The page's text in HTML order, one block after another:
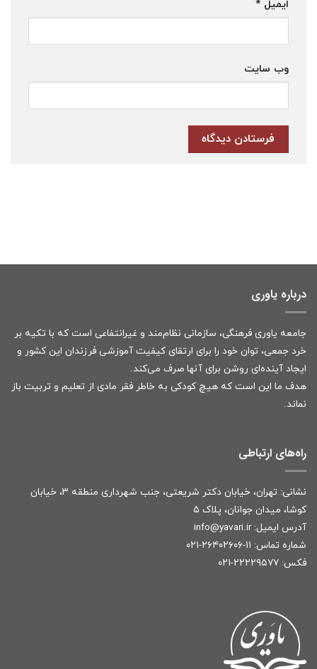
ایمیل *
وب‌ سایت
درباره یاوری
جامعه یاوری فرهنگی، سازمانی نظام‌مند و غیرانتفاعی است که با تکیه بر
خرد جمعی، توان خود را برای ارتقای کیفیت آموزشی فرزندان این کشور و
ایجاد آینده‌ای روشن برای آنها صرف می‌کند.
هدف ما این است که هیچ کودکی به خاطر فقر مادی از تعلیم و تربیت باز
نماند.
راه‌های ارتباطی
نشانی: تهران، خیابان دکتر شریعتی، جنب شهرداری منطقه ۳، خیابان
کوشا، میدان جوانان، پلاک ۵
آدرس ایمیل: info@yavari.ir
شماره تماس: ۱۱-۲۶۴۰۲۶۰۶-۰۲۱
فکس: ۲۲۲۲۹۵۷۷-۰۲۱